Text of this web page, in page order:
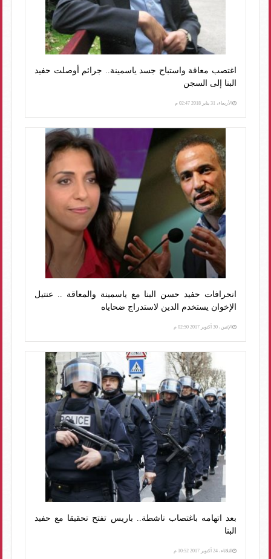
اغتصب معاقة واستباح جسد ياسمينة.. جرائم أوصلت حفيد
البنا إلى السجن
الأربعاء، 31 يناير 2018 02:47 م
انحرافات حفيد حسن البنا مع ياسمينة والمعاقة .. عنتيل
الإخوان يستخدم الدين لاستدراج ضحاياه
الإثنين، 30 أكتوبر 2017 02:50 م
بعد اتهامه باغتصاب ناشطة.. باريس تفتح تحقيقا مع حفيد
البنا
الثلاثاء، 24 أكتوبر 2017 10:52 م